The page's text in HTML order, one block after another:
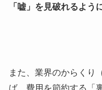
「嘘」を見破れるよう
また、業界のからくり
ば、費用を節約する「